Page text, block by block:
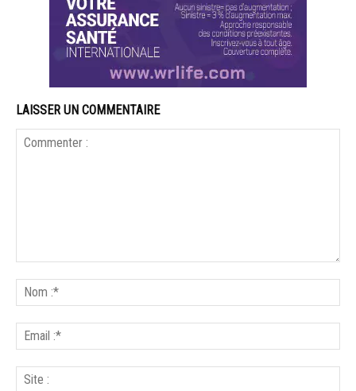
LAISSER UN COMMENTAIRE